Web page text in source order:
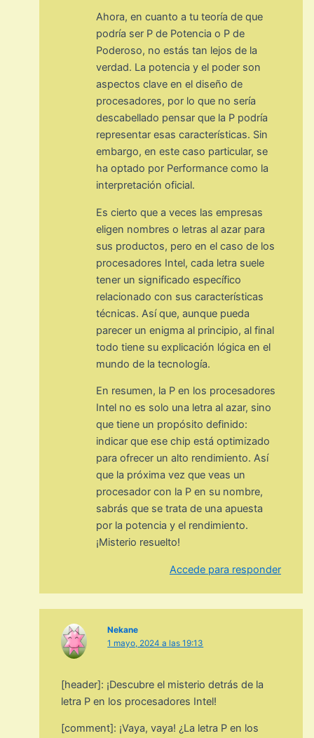
Ahora, en cuanto a tu teoría de que
podría ser P de Potencia o P de
Poderoso, no estás tan lejos de la
verdad. La potencia y el poder son
aspectos clave en el diseño de
procesadores, por lo que no sería
descabellado pensar que la P podría
representar esas características. Sin
embargo, en este caso particular, se
ha optado por Performance como la
interpretación oficial.
Es cierto que a veces las empresas
eligen nombres o letras al azar para
sus productos, pero en el caso de los
procesadores Intel, cada letra suele
tener un significado específico
relacionado con sus características
técnicas. Así que, aunque pueda
parecer un enigma al principio, al final
todo tiene su explicación lógica en el
mundo de la tecnología.
En resumen, la P en los procesadores
Intel no es solo una letra al azar, sino
que tiene un propósito definido:
indicar que ese chip está optimizado
para ofrecer un alto rendimiento. Así
que la próxima vez que veas un
procesador con la P en su nombre,
sabrás que se trata de una apuesta
por la potencia y el rendimiento.
¡Misterio resuelto!
Accede para responder
Nekane
1 mayo, 2024 a las 19:13
[header]: ¡Descubre el misterio detrás de la
letra P en los procesadores Intel!
[comment]: ¡Vaya, vaya! ¿La letra P en los